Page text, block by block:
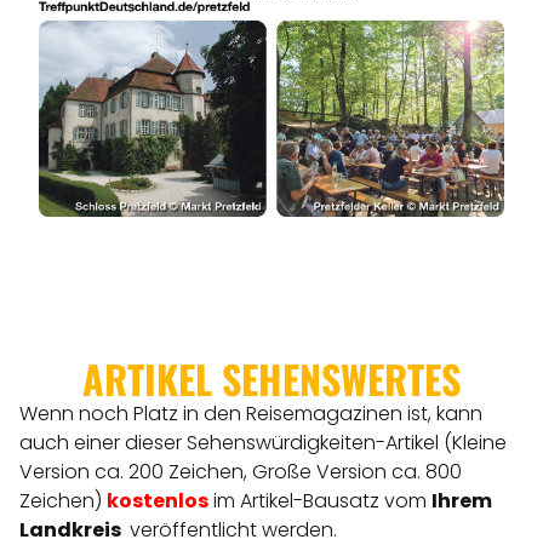
ARTIKEL SEHENSWERTES
Wenn noch Platz in den Reisemagazinen ist, kann
auch einer dieser Sehenswürdigkeiten-Artikel (Kleine
Version ca. 200 Zeichen, Große Version ca. 800
Zeichen) kostenlosim Artikel-Bausatz vom Ihrem
Landkreis veröffentlicht werden.